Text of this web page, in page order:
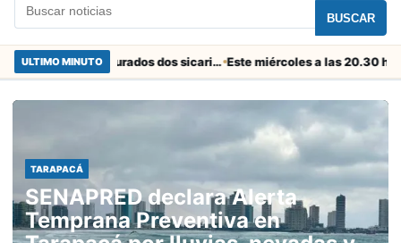
BUSCAR
ULTIMO MINUTO En el “colador” de Cuya fueron capturados dos sicarios colombianos
TARAPACÁ
SENAPRED declara Alerta
Temprana Preventiva en